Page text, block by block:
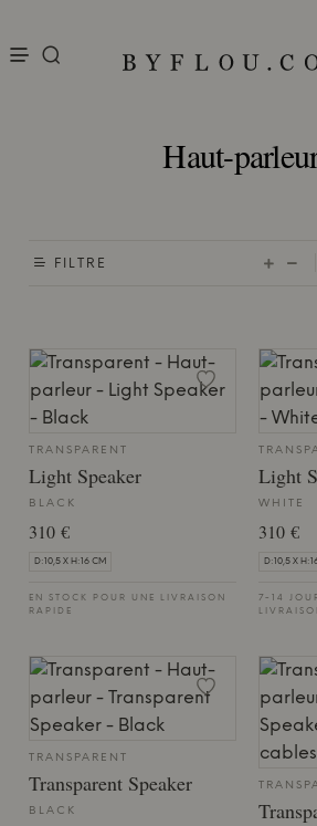
Haut-
FILTRE
TRANSPARENT
Light Speaker
BLACK
310 €
D:10,5 X H:16 CM
EN STOCK POUR UNE LIVRAISON
RAPIDE
Light
WHITE
310 €
D:10,5 X
7-14
TRANSPARENT
Transparent Speaker
BLACK